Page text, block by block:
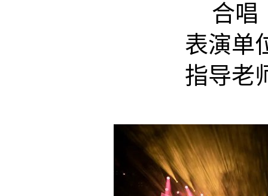
合唱《
表演单位
指导老师